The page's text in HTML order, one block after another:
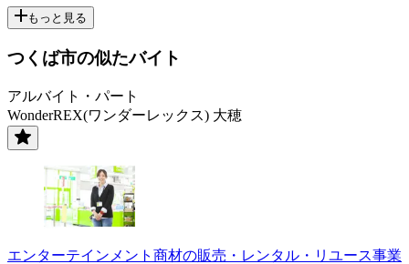
もっと見る
つくば市の似たバイト
アルバイト・パート
WonderREX(ワンダーレックス) 大穂
エンターテインメント商材の販売・レンタル・リユース事業